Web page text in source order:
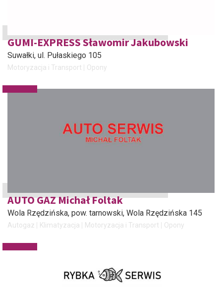
GUMI-EXPRESS Sławomir Jakubowski
Suwałki, ul. Pułaskiego 105
Motoryzacja i Transport Opony
AUTO GAZ Michał Foltak
Wola Rzędzińska, pow. tarnowski, Wola Rzędzińska 145
Autogaz Klimatyzacja Motoryzacja i Transport Opony